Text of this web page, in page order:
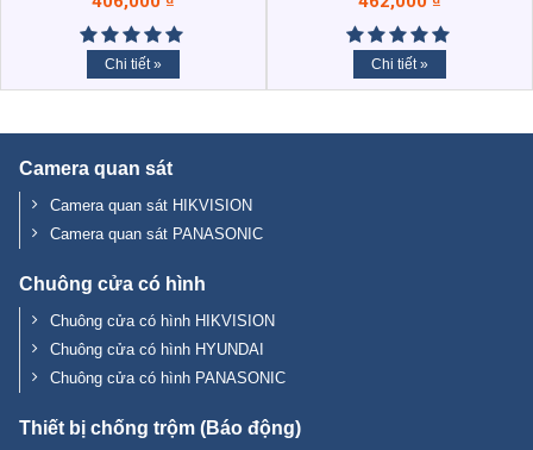
Chi tiết » Chi tiết »
Camera quan sát
Camera quan sát HIKVISION
Camera quan sát PANASONIC
Chuông cửa có hình
Chuông cửa có hình HIKVISION
Chuông cửa có hình HYUNDAI
Chuông cửa có hình PANASONIC
Thiết bị chống trộm (Báo động)